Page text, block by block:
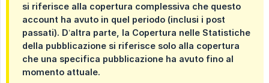
si riferisce alla copertura complessiva che questo
account ha avuto in quel periodo (inclusi i post
passati). D’altra parte, la Copertura nelle Statistiche
della pubblicazione si riferisce solo alla copertura
che una specifica pubblicazione ha avuto fino al
momento attuale.